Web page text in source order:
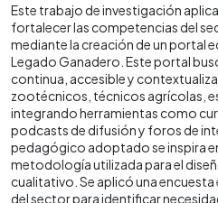
Este trabajo de investigación
fortalecer las competencias del
mediante la creación de un portal
Legado Ganadero. Este portal
continua, accesible y
zootécnicos, técnicos agrícolas,
integrando herramientas como
podcasts de difusión y foros de
pedagógico adoptado se inspira
metodología utilizada para el
cualitativo. Se aplicó una
del sector para identificar